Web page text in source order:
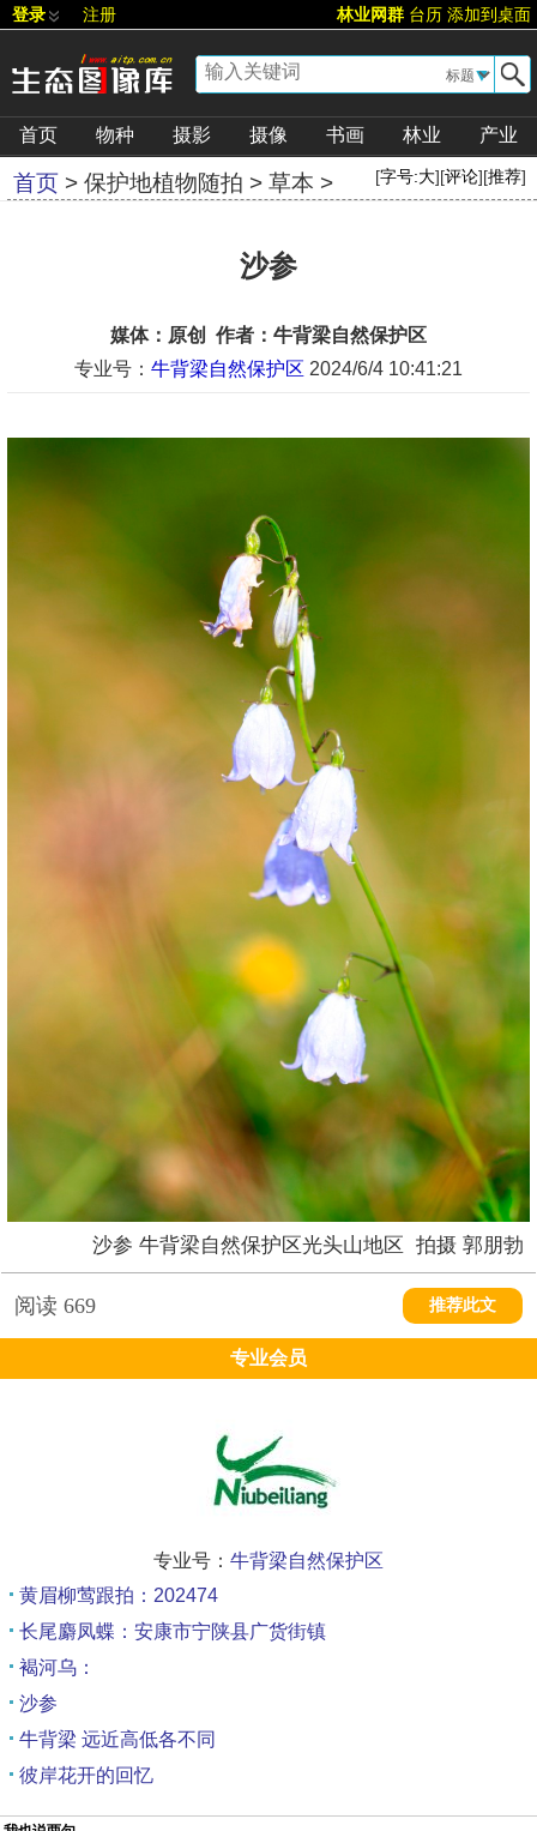
登录 注册 林业网群 台历 添加到桌面
▼
首页 物种 摄影 摄像 书画 林业 产业
首页 > 保护地植物随拍 > 草本 > [字号:大][评论][推荐]
沙参
媒体：原创 作者：牛背梁自然保护区
专业号： 牛背梁自然保护区 2024/6/4 10:41:21
沙参 牛背梁自然保护区光头山地区 拍摄 郭朋勃
阅读 669 推荐此文
专业会员
专业号： 牛背梁自然保护区
黄眉柳莺跟拍：202474
长尾麝凤蝶：安康市宁陕县广货街镇
褐河乌：
沙参
牛背梁 远近高低各不同
彼岸花开的回忆